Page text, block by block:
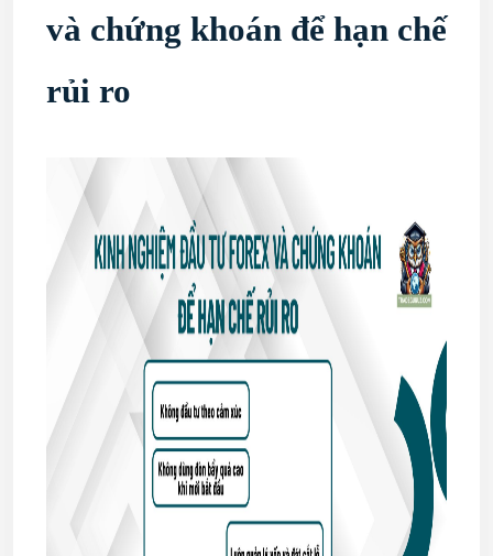
và chứng khoán để hạn chế
rủi ro